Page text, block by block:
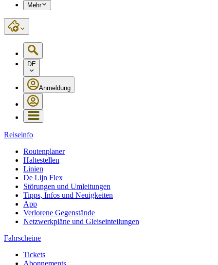
Mehr
DE
Anmeldung
Reiseinfo
Routenplaner
Haltestellen
Linien
De Lijn Flex
Störungen und Umleitungen
Tipps, Infos und Neuigkeiten
App
Verlorene Gegenstände
Netzwerkpläne und Gleiseinteilungen
Fahrscheine
Tickets
Abonnements